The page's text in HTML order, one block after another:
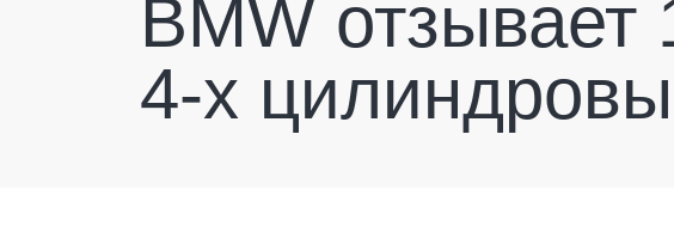
BMW
4-х